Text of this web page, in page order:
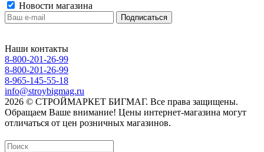
Новости магазина
Наши контакты
8-800-201-26-99
8-800-201-26-99
8-965-145-55-18
info@stroybigmag.ru
2026 © СТРОЙМАРКЕТ БИГМАГ. Все права защищены.
Обращаем Ваше внимание! Цены интернет-магазина могут
отличаться от цен розничных магазинов.